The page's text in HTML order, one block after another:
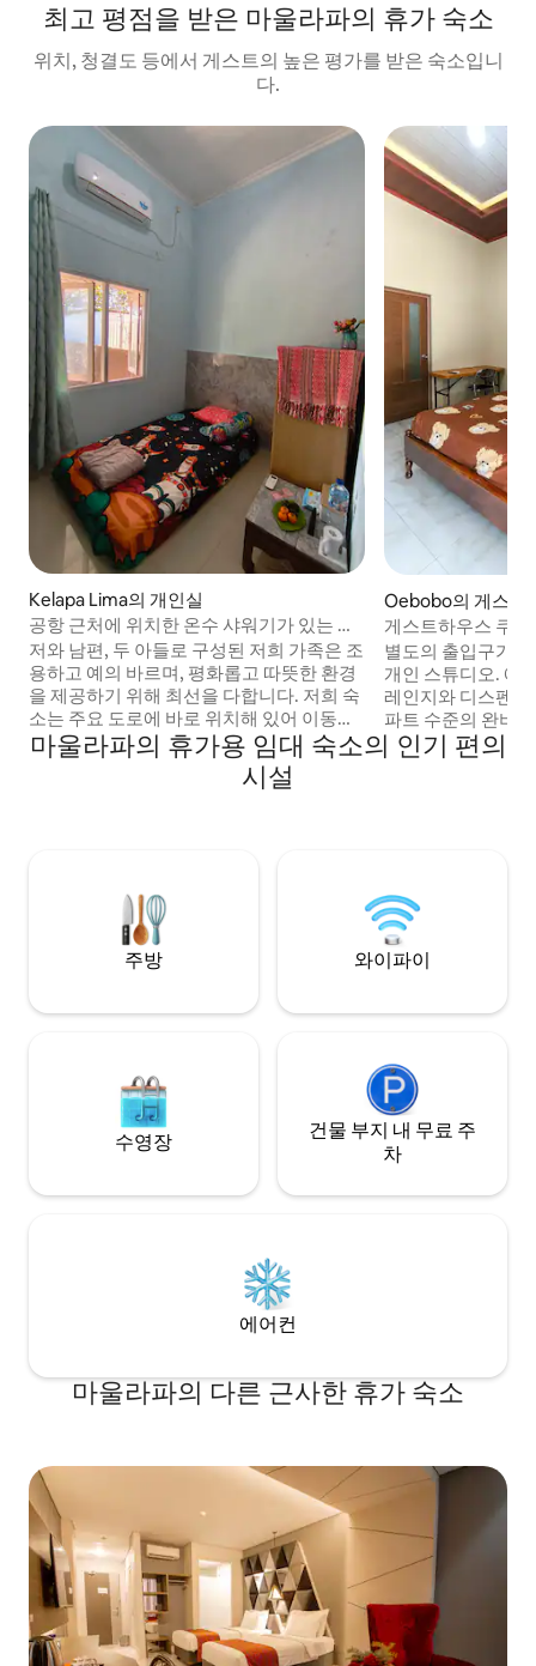
최고 평점을 받은 마울라파의 휴가 숙소
위치, 청결도 등에서 게스트의 높은 평가를 받은 숙소입니
다.
Kelapa Lima의 개인실
공항 근처에 위치한 온수 샤워기가 있는 개
인실
저와 남편, 두 아들로 구성된 저희 가족은 조
용하고 예의 바르며, 평화롭고 따뜻한 환경
을 제공하기 위해 최선을 다합니다. 저희 숙
소는 주요 도로에 바로 위치해 있어 이동이
편리합니다. 필수품을 구하기 위해 멀리 돌
아다닐 필요가 없습니다: 도보 5분: 현지 레
스토랑, 편의점, ATM까지 쉽게 이동할 수
Oebobo의 게스트
게스트하우스 쿠
처
별도의 출입구가
개인 스튜디오. 에
레인지와 디스펜
파트 수준의 완비
환승에 매우 전략
분, 테나우 항구에서 ±20
마울라파의 휴가용 임대 숙소의 인기 편의
시설
주방 와이파이
수영장
건물 부지 내 무료 주
차
에어컨
마울라파의 다른 근사한 휴가 숙소